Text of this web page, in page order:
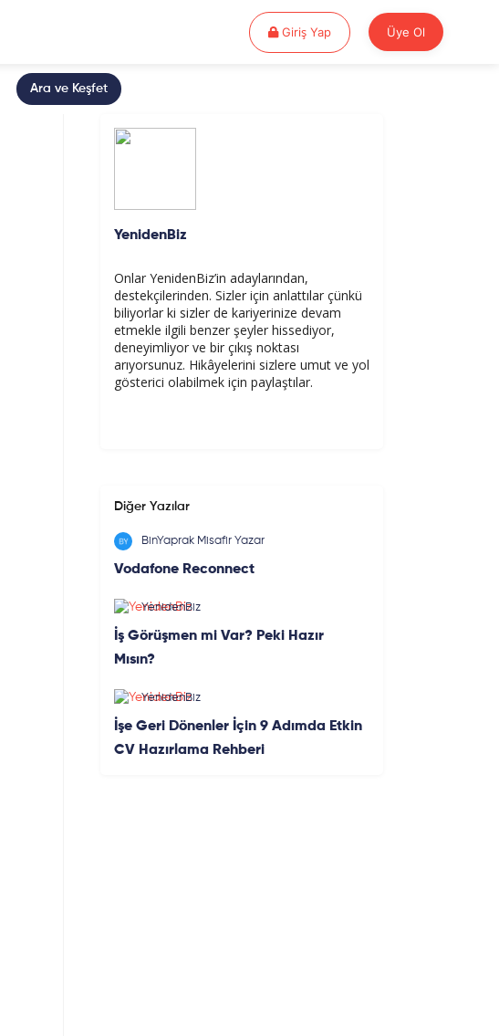
Giriş YapGiriş Yap Üye Ol
Ara ve Keşfet
YenidenBiz
Onlar YenidenBiz’in adaylarından,
destekçilerinden. Sizler için anlattılar çünkü
biliyorlar ki sizler de kariyerinize devam
etmekle ilgili benzer şeyler hissediyor,
deneyimliyor ve bir çıkış noktası
arıyorsunuz. Hikâyelerini sizlere umut ve yol
gösterici olabilmek için paylaştılar.
Diğer Yazılar
BinYaprak Misafir Yazar
Vodafone Reconnect
YenidenBiz
İş Görüşmen mi Var? Peki Hazır
Mısın?
YenidenBiz
İşe Geri Dönenler İçin 9 Adımda Etkin
CV Hazırlama Rehberi